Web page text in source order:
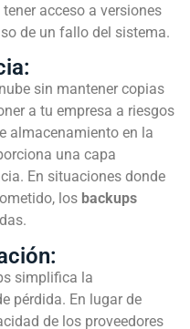
acceso a versiones
de un fallo del sistema.
sin mantener copias
a tu empresa a riesgos
almacenamiento en la
una capa
En situaciones donde
los backups
simplifica la
pérdida. En lugar de
de los proveedores